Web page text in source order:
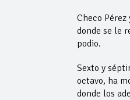
Checo
donde se le
podio.
Sexto y
octavo, ha
donde los